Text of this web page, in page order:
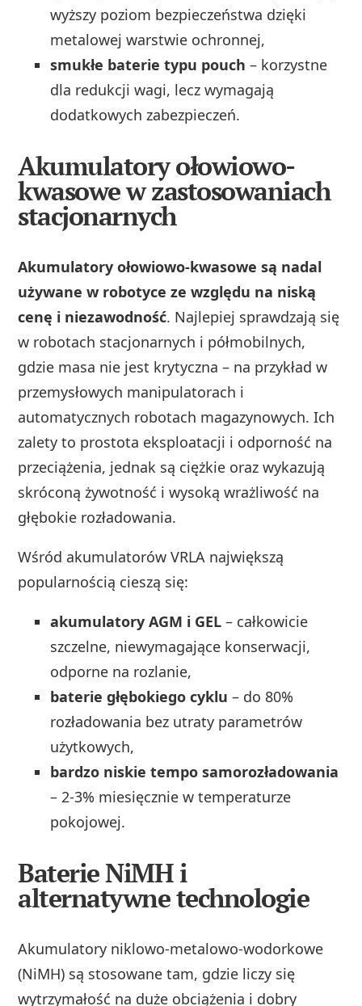
wyższy poziom bezpieczeństwa dzięki
metalowej warstwie ochronnej,
smukłe baterie typu pouch – korzystne
dla redukcji wagi, lecz wymagają
dodatkowych zabezpieczeń.
Akumulatory ołowiowo-
kwasowe w zastosowaniach
stacjonarnych
Akumulatory ołowiowo-kwasowe są nadal
używane w robotyce ze względu na niską
cenę i niezawodność. Najlepiej sprawdzają się
w robotach stacjonarnych i półmobilnych,
gdzie masa nie jest krytyczna – na przykład w
przemysłowych manipulatorach i
automatycznych robotach magazynowych. Ich
zalety to prostota eksploatacji i odporność na
przeciążenia, jednak są ciężkie oraz wykazują
skróconą żywotność i wysoką wrażliwość na
głębokie rozładowania.
Wśród akumulatorów VRLA największą
popularnością cieszą się:
akumulatory AGM i GEL – całkowicie
szczelne, niewymagające konserwacji,
odporne na rozlanie,
baterie głębokiego cyklu – do 80%
rozładowania bez utraty parametrów
użytkowych,
bardzo niskie tempo samorozładowania
– 2-3% miesięcznie w temperaturze
pokojowej.
Baterie NiMH i
alternatywne technologie
Akumulatory niklowo-metalowo-wodorkowe
(NiMH) są stosowane tam, gdzie liczy się
wytrzymałość na duże obciążenia i dobry